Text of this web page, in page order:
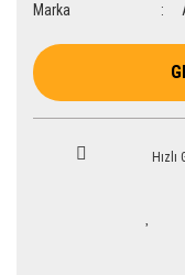
Marka
Hızlı